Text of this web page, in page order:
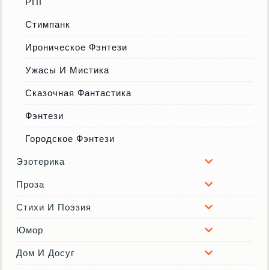
Стимпанк
Ироническое Фэнтези
Ужасы И Мистика
Сказочная Фантастика
Фэнтези
Городское Фэнтези
Эзотерика
Проза
Стихи И Поэзия
Юмор
Дом И Досуг